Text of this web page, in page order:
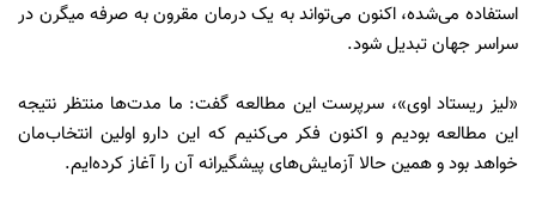
استفاده می‌شده، اکنون می‌تواند به یک درمان مقرون به صرفه میگرن در
سراسر جهان تبدیل شود.
«لیز ریستاد اوی»، سرپرست این مطالعه گفت: ما مدت‌ها منتظر نتیجه
این مطالعه بودیم و اکنون فکر می‌کنیم که این دارو اولین انتخاب‌مان
خواهد بود و همین حالا آزمایش‌های پیشگیرانه آن را آغاز کرده‌ایم.